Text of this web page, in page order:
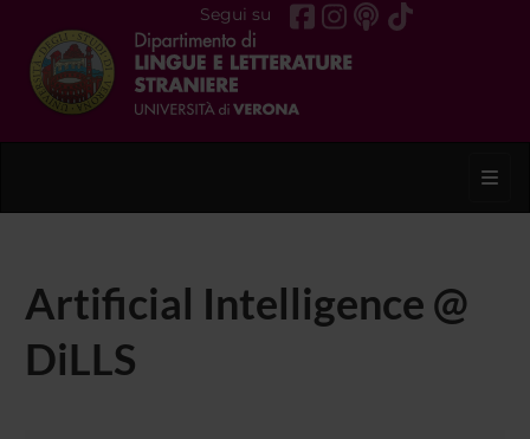
Segui su
Artificial Intelligence @
DiLLS